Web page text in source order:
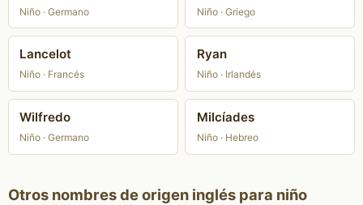
Niño · Germano Niño · Griego
Lancelot
Niño · Francés
Ryan
Niño · Irlandés
Wilfredo
Niño · Germano
Milcíades
Niño · Hebreo
Otros nombres de origen inglés para niño